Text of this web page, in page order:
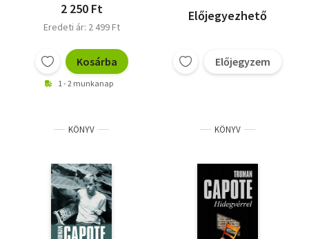
2 250 Ft
Eredeti ár: 2 499 Ft
Kosárba
1 - 2 munkanap
Előjegyezhető
Előjegyzem
KÖNYV KÖNYV